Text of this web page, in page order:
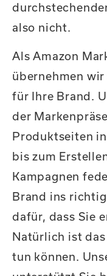
also nicht.
Als Amazon
übernehmen
für Ihre Brand.
der
Produktseiten
bis zum
Kampagnen
Brand ins
dafür, dass Sie
Natürlich ist
tun können.